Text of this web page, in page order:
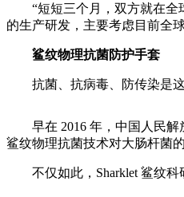
“短短三个月，双方就在全球
的生产研发，主要考虑目前全
鲨纹物理抗菌防护手套
抗菌、抗病毒、防传染是这
早在 2016 年，中国人民解放
鲨纹物理抗菌技术对大肠杆菌
不仅如此，Sharklet 鲨纹科研